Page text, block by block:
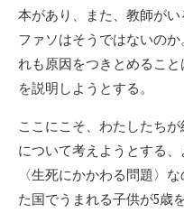
本があり、また、教師が
ファソはそうではないの
れも原因をつきとめるこ
を説明しようとする。
ここにこそ、わたしたち
について考えようとする
〈生死にかかわる問題〉
た国でうまれる子供が5歳